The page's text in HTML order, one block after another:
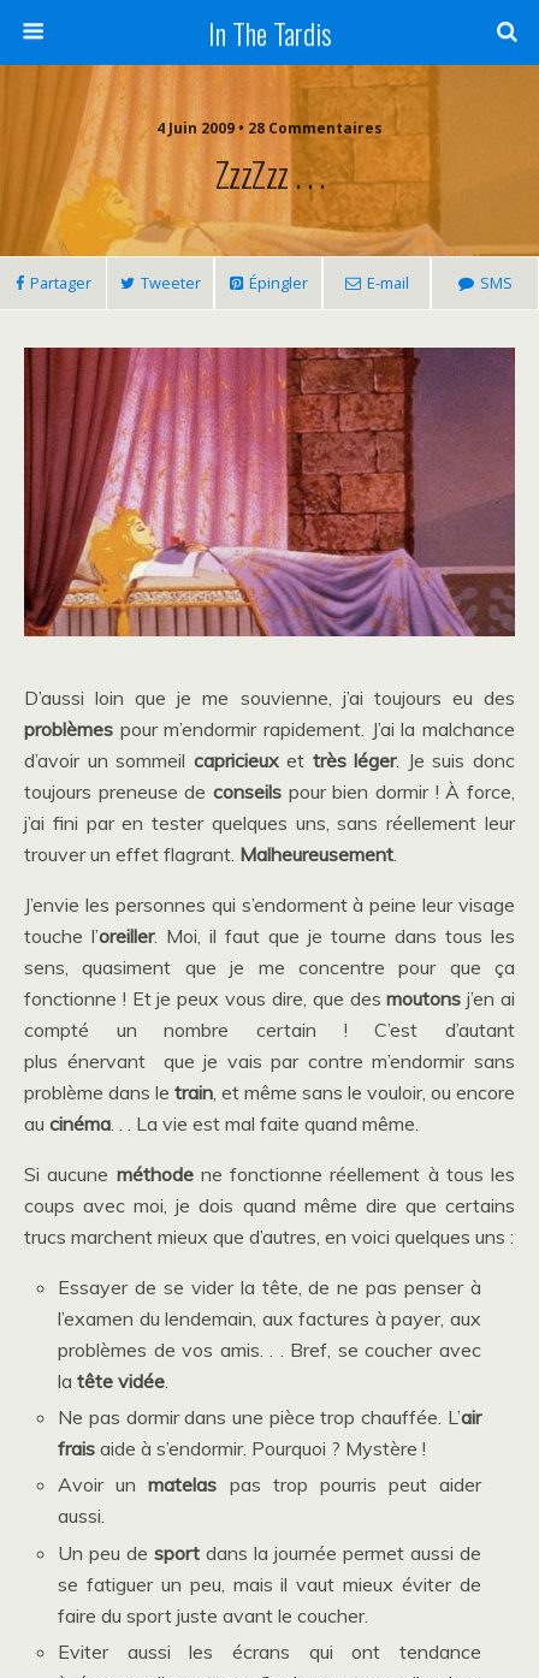
In The Tardis
4 Juin 2009 • 28 Commentaires
ZzzZzz . . .
Partager Tweeter Épingler E-mail SMS
D’aussi loin que je me souvienne, j’ai toujours eu des
problèmes pour m’endormir rapidement. J’ai la malchance
d’avoir un sommeil capricieuxet très léger. Je suis donc
toujours preneuse de conseils pour bien dormir ! À force,
j’ai fini par en tester quelques uns, sans réellement leur
trouver un effet flagrant. Malheureusement.
J’envie les personnes qui s’endorment à peine leur visage
touche l’oreiller. Moi, il faut que je tourne dans tous les
sens, quasiment que je me concentre pour que ça
fonctionne ! Et je peux vous dire, que desmoutons j’en ai
compté un nombre certain ! C’est d’autant
plus énervant que je vais par contre m’endormir sans
problème dans le train, et même sans le vouloir, ou encore
au cinéma. . . La vie est mal faite quand même.
Si aucune méthodene fonctionne réellement à tous les
coups avec moi, je dois quand même dire que certains
trucs marchent mieux que d’autres, en voici quelques uns :
Essayer de se vider la tête, de ne pas penser à
l’examen du lendemain, aux factures à payer, aux
problèmes de vos amis. . . Bref, se coucher avec
latête vidée.
Ne pas dormir dans une pièce trop chauffée. L’air
frais aide à s’endormir. Pourquoi ? Mystère !
Avoir unmatelas pas trop pourris peut aider
aussi.
Un peu desportdans la journée permet aussi de
se fatiguer un peu, mais il vaut mieux éviter de
faire du sport juste avant le coucher.
Eviter aussi les écrans qui ont tendance